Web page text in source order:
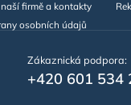
firmě a kontakty
osobních údajů
Zákaznická podpora:
+420 601 534